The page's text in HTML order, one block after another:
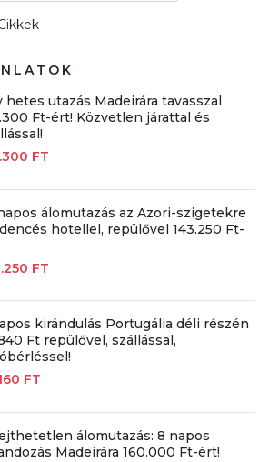
hetes utazás Madeirára tavasszal
Ft-ért! Közvetlen járattal és
FT
álomutazás az Azori-szigetekre
hotellel, repülővel 143.250 Ft-
FT
kirándulás Portugália déli részén
Ft repülővel, szállással,
FT
álomutazás: 8 napos
Madeirára 160.000 Ft-ért!